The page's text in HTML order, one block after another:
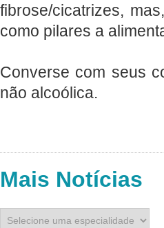
fibrose/cicatrizes,
como pilares a
Converse com seus
não alcoólica.
Mais Notícias